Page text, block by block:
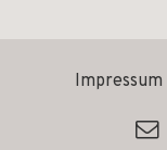
Impressum